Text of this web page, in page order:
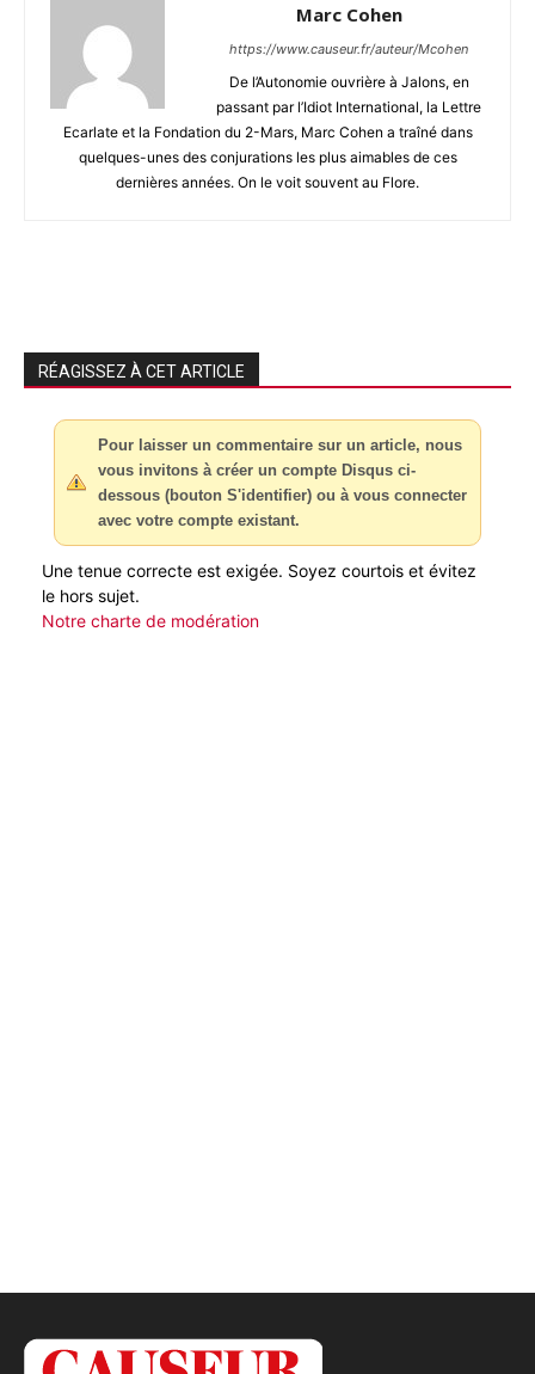
Marc Cohen
https://www.causeur.fr/auteur/Mcohen
De l’Autonomie ouvrière à Jalons, en
passant par l’Idiot International, la Lettre
Ecarlate et la Fondation du 2-Mars, Marc Cohen a traîné dans
quelques-unes des conjurations les plus aimables de ces
dernières années. On le voit souvent au Flore.
RÉAGISSEZ À CET ARTICLE
Pour laisser un commentaire sur un article, nous
vous invitons à créer un compte Disqus ci-
dessous (bouton S'identifier) ou à vous connecter
avec votre compte existant.
Une tenue correcte est exigée. Soyez courtois et évitez
le hors sujet.
Notre charte de modération